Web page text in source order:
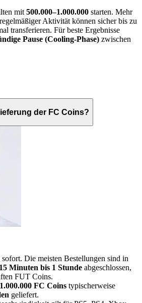
mit 500.000–1.000.000 starten. Mehr
Aktivität können sicher bis zu
transferieren. Für beste Ergebnisse
Pause (Cooling-Phase) zwischen
der FC Coins?
Die meisten Bestellungen sind in
15 Minuten bis 1 Stunde abgeschlossen,
FUT Coins.
1.000.000 FC Coins typischerweise
geliefert.